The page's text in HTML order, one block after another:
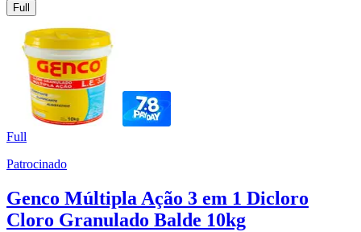
Full
Full
Patrocinado
Genco Múltipla Ação 3 em 1 Dicloro
Cloro Granulado Balde 10kg